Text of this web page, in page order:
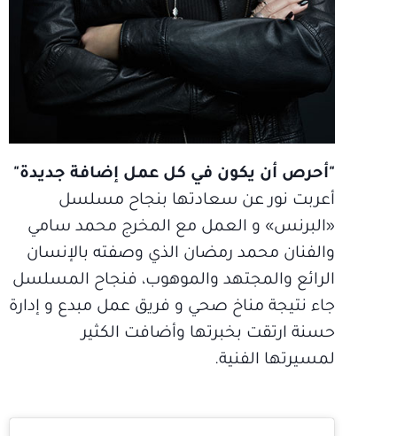
"أحرص أن يكون في كل عمل إضافة جديدة"
أعربت نور عن سعادتها بنجاح مسلسل
«البرنس» و العمل مع المخرج محمد سامي
والفنان محمد رمضان الذي وصفته بالإنسان
الرائع والمجتهد والموهوب، فنجاح المسلسل
جاء نتيجة مناخ صحي و فريق عمل مبدع و إدارة
حسنة ارتقت بخبرتها وأضافت الكثير
لمسيرتها الفنية.